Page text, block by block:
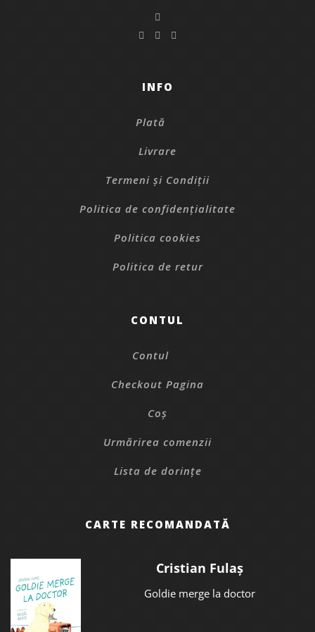
INFO
Plată
Livrare
Termeni și Condiții
Politica de confidențialitate
Politica cookies
Politica de retur
CONTUL
Contul
Checkout Pagina
Coș
Urmărirea comenzii
Lista de dorințe
CARTE RECOMANDATĂ
Cristian Fulaș
Goldie merge la doctor